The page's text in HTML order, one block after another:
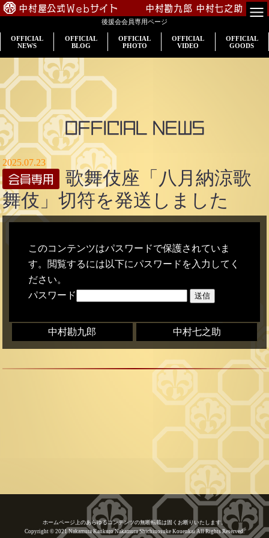
中村屋公式Webサイト 中村勘九郎 中村七之助
会員専用
公演案内
出演情報
入会のご案内
プロフィール
中村屋一門
後援会会員専用ページ
OFFICIAL
NEWS
OFFICIAL
BLOG
OFFICIAL
PHOTO
OFFICIAL
VIDEO
OFFICIAL
GOODS
OFFICIAL NEWS
2025.07.23
歌舞伎座「八月納涼歌
舞伎」切符を発送しました
このコンテンツはパスワードで保護されていま
す。閲覧するには以下にパスワードを入力してく
ださい。
パスワード
中村七之助
中村勘九郎
ホームページ上のあらゆるコンテンツの無断転載は固くお断りいたします。
Copyright © 2021 Nakamura Kankuro Nakamura Shichinosuke Kouenkai All Rights Reserved.